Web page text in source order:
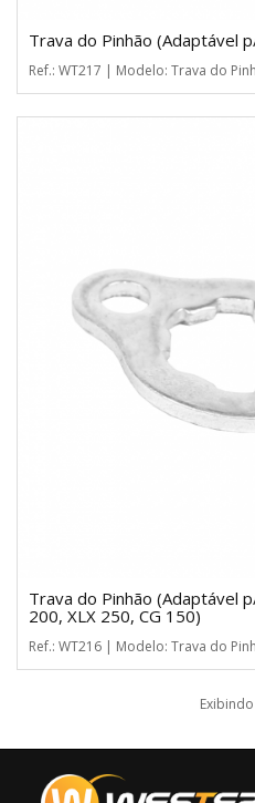
Trava do Pinhão (Adaptável
Ref.: WT217 | Modelo: Trava do
Trava do Pinhão (Adaptável
200, XLX 250, CG 150)
Ref.: WT216 | Modelo: Trava do